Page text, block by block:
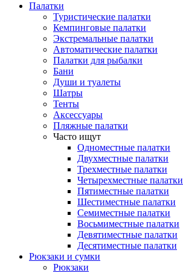
Палатки
Туристические палатки
Кемпинговые палатки
Экстремальные палатки
Автоматические палатки
Палатки для рыбалки
Бани
Души и туалеты
Шатры
Тенты
Аксессуары
Пляжные палатки
Часто ищут
Одноместные палатки
Двухместные палатки
Трехместные палатки
Четырехместные палатки
Пятиместные палатки
Шестиместные палатки
Семиместные палатки
Восьмиместные палатки
Девятиместные палатки
Десятиместные палатки
Рюкзаки и сумки
Рюкзаки